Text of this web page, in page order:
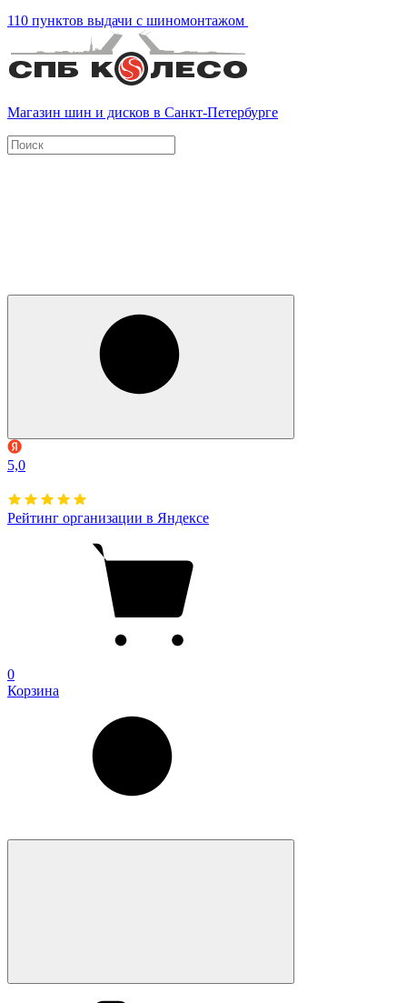
110 пунктов выдачи с шиномонтажом
Магазин шин и дисков в Санкт-Петербурге
5,0
Рейтинг организации в Яндексе
0
Корзина